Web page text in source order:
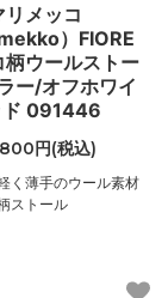
リメッコ
）FIORE
柄ウールストー
ー/オフホワイ
ド 091446
円(税込)
く薄手のウール素材
ストール